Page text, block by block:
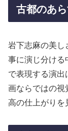
古都のあ
岩下志麻の美し
事に演じ分ける
で表現する演出
画ならではの視
高の仕上がりを